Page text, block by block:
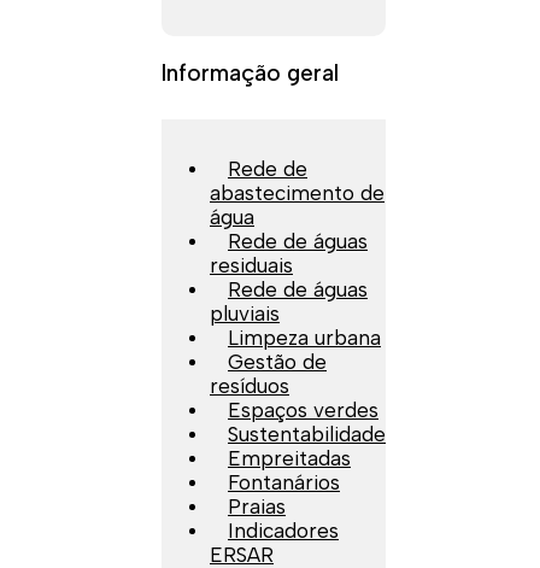
Informação geral
Rede de
abastecimento de
água
Rede de águas
residuais
Rede de águas
pluviais
Limpeza urbana
Gestão de
resíduos
Espaços verdes
Sustentabilidade
Empreitadas
Fontanários
Praias
Indicadores
ERSAR